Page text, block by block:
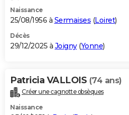
Naissance
25/08/1956 à Sermaises (Loiret)
Décès
29/12/2025 à Joigny(Yonne)
Patricia VALLOIS (74 ans)
Créer une cagnotte obsèques
Naissance